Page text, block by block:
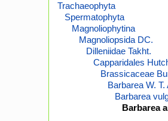
Trachaeophyta
Spermatophyta
Magnoliophytina
Magnoliopsida DC.
Dilleniidae Takht.
Capparidales
Brassicaceae
Barbarea W. T.
Barbarea
Barbarea